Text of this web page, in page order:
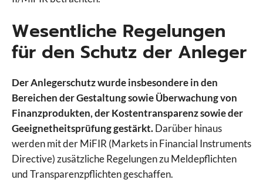
Wesentliche Regelungen
für den Schutz der Anleger
Der Anlegerschutz wurde insbesondere in den
Bereichen der Gestaltung sowie Überwachung von
Finanzprodukten, der Kostentransparenz sowie der
Geeignetheitsprüfung gestärkt.Darüber hinaus
werden mit der MiFIR (Markets in Financial Instruments
Directive) zusätzliche Regelungen zu Meldepflichten
und Transparenzpflichten geschaffen.